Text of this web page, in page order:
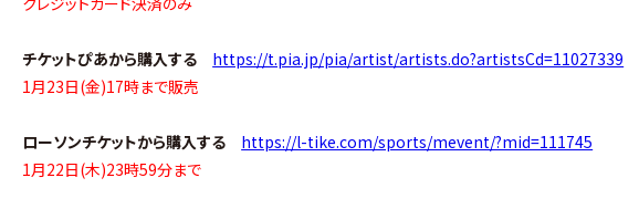
チケットぴあから購入する
https://t.pia.jp/pia/artist/artists.do?artistsCd=11027339
1月23日(金)17時まで販売
ローソンチケットから購入する
https://l-tike.com/sports/mevent/?mid=111745
1月22日(木)23時59分まで